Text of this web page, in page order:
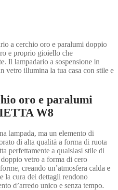
a cerchio oro e paralumi doppio
e proprio gioiello che
Il lampadario a sospensione in
vetro illumina la tua casa con stile e
oro e paralumi
W8
lampada, ma un elemento di
di alta qualità a forma di ruota
perfettamente a qualsiasi stile di
vetro a forma di cero
creando un’atmosfera calda e
la cura dei dettagli rendono
d’arredo unico e senza tempo.